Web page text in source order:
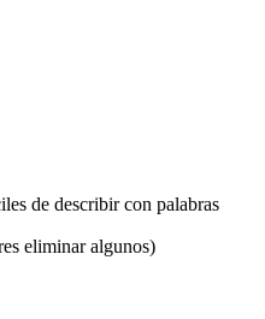
de describir con palabras
eliminar algunos)